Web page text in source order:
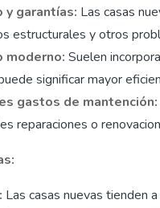
y garantías: Las casas
estructurales y otros
moderno: Suelen
significar mayor
gastos de mantención:
reparaciones o
Las casas nuevas tienden